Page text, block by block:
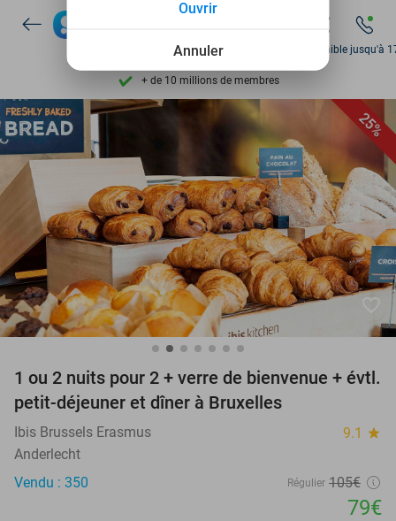
Disponible 7 jours par semaine
+ de 10 millions de membres
9,4 basé sur206 274 avis
Découvrez + de 15.000 deals
Disponible 7 jours par semaine
+ de 10 millions de membres
Disponible jusqu'à
25%
favorite_border
1 ou 2 nuits pour 2 + verre de bienvenue + évtl.
petit-déjeuner et dîner à Bruxelles
Ibis Brussels Erasmus 9.1 star
Anderlecht
Vendu : 350
Régulier 105€
79€
Annuler
Ouvrir